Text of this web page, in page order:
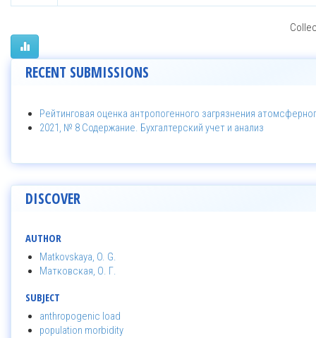
RECENT SUBMISSIONS
Рейтинговая оценка антропогенного загрязнения
2021, № 8 Содержание. Бухгалтерский учет и анализ
DISCOVER
AUTHOR
Matkovskaya, O. G.
Матковская, О. Г.
SUBJECT
anthropogenic load
population morbidity